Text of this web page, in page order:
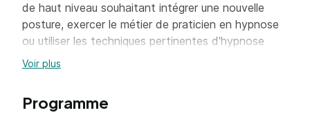
de haut niveau souhaitant intégrer une nouvelle
posture, exercer le métier de praticien en hypnose
ou utiliser les techniques pertinentes d'hypnose
dans leur pratique métier actuel, dans un cadre
Voir plus
Programme